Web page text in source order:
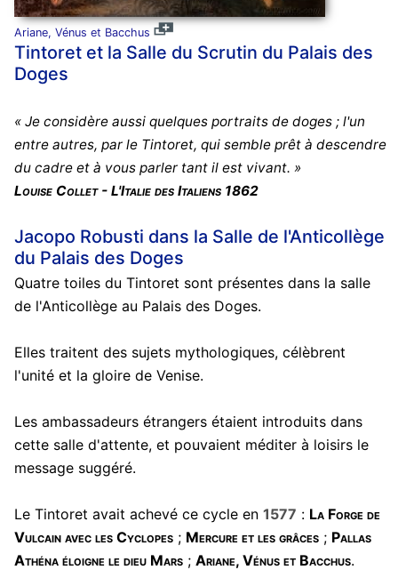
Ariane, Vénus et Bacchus
Tintoret et la Salle du Scrutin du Palais des
Doges
« Je considère aussi quelques portraits de doges ; l'un
entre autres, par le Tintoret, qui semble prêt à descendre
du cadre et à vous parler tant il est vivant. »
Louise Collet - L'Italie des Italiens 1862
Jacopo Robusti dans la Salle de l'Anticollège
du Palais des Doges
Quatre toiles du Tintoret sont présentes dans la salle
de l'Anticollège au Palais des Doges.
Elles traitent des sujets mythologiques, célèbrent
l'unité et la gloire de Venise.
Les ambassadeurs étrangers étaient introduits dans
cette salle d'attente, et pouvaient méditer à loisirs le
message suggéré.
Le Tintoret avait achevé ce cycle en 1577 : La Forge de
Vulcain avec les Cyclopes; Mercure et les grâces; Pallas
Athéna éloigne le dieu Mars; Ariane, Vénus et Bacchus.